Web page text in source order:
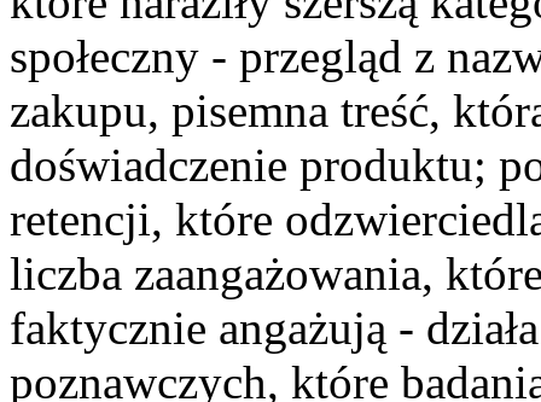
społeczny - przegląd z
zakupu, pisemna treść,
doświadczenie produktu;
retencji, które
liczba zaangażowania,
faktycznie angażują -
poznawczych, które